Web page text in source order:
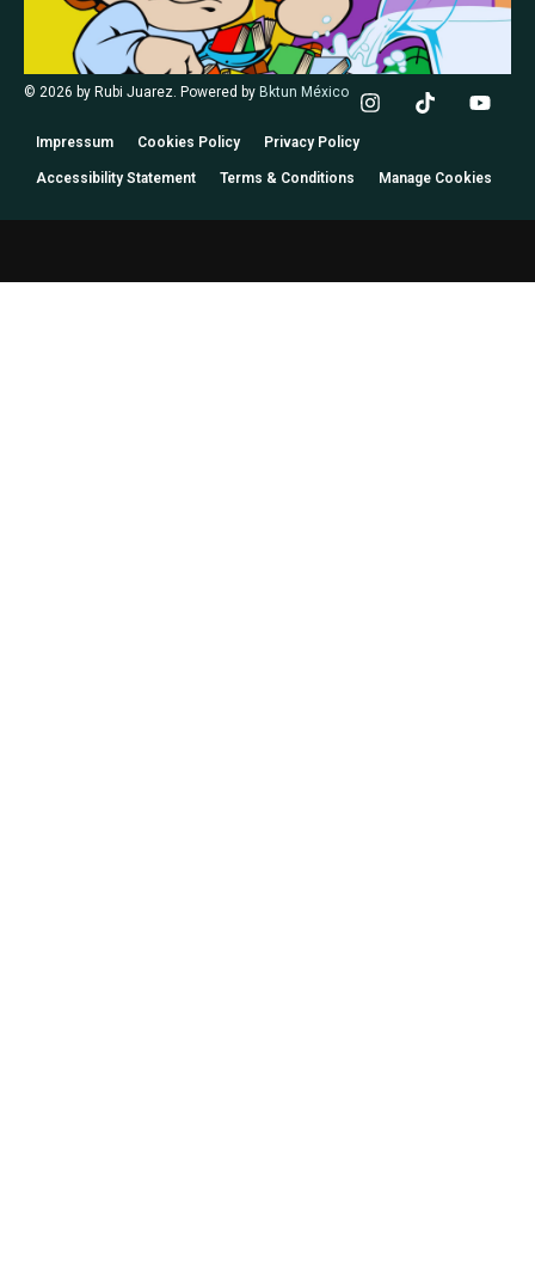
© 2026 by Rubi Juarez. Powered by Bktun México
Impressum Cookies Policy Privacy Policy
Accessibility Statement Terms & Conditions Manage Cookies